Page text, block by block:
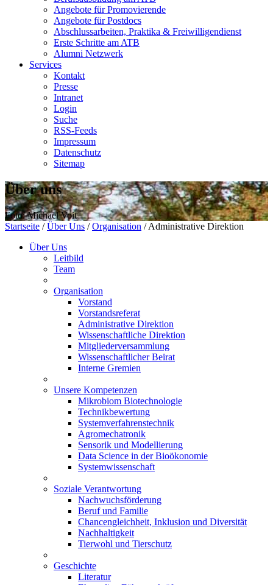
Angebote für Promovierende
Angebote für Postdocs
Abschlussarbeiten, Praktika & Freiwilligendienst
Erste Schritte am ATB
Alumni Netzwerk
Services
Kontakt
Presse
Intranet
Login
Suche
RSS-Feeds
Impressum
Datenschutz
Sitemap
Über uns
Foto: Michael Voit
Startseite / Über Uns / Organisation /Administrative Direktion
Über Uns
Leitbild
Team
Organisation
Vorstand
Vorstandsreferat
Administrative Direktion
Wissenschaftliche Direktion
Mitgliederversammlung
Wissenschaftlicher Beirat
Interne Gremien
Unsere Kompetenzen
Mikrobiom Biotechnologie
Technikbewertung
Systemverfahrenstechnik
Agromechatronik
Sensorik und Modellierung
Data Science in der Bioökonomie
Systemwissenschaft
Soziale Verantwortung
Nachwuchsförderung
Beruf und Familie
Chancengleichheit, Inklusion und Diversität
Nachhaltigkeit
Tierwohl und Tierschutz
Geschichte
Literatur